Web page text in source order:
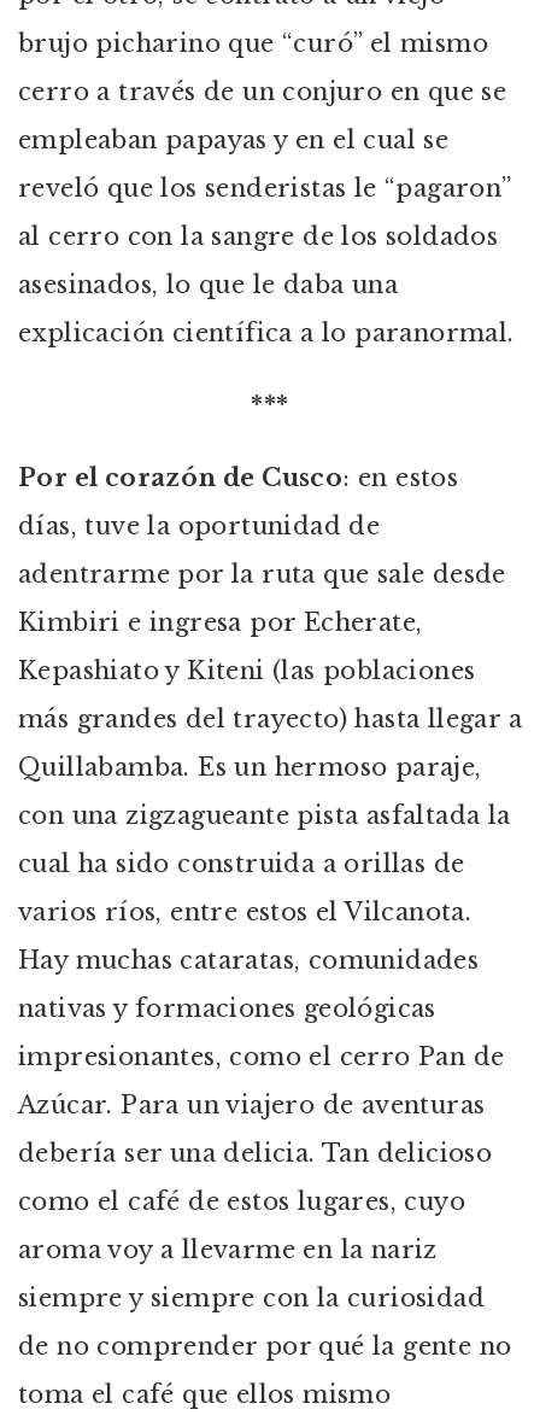
brujo picharino que “curó” el mismo
cerro a través de un conjuro en que se
empleaban papayas y en el cual se
reveló que los senderistas le “pagaron”
al cerro con la sangre de los soldados
asesinados, lo que le daba una
explicación científica a lo paranormal.
***
Por el corazón de Cusco: en estos
días, tuve la oportunidad de
adentrarme por la ruta que sale desde
Kimbiri e ingresa por Echerate,
Kepashiato y Kiteni (las poblaciones
más grandes del trayecto) hasta llegar a
Quillabamba. Es un hermoso paraje,
con una zigzagueante pista asfaltada la
cual ha sido construida a orillas de
varios ríos, entre estos el Vilcanota.
Hay muchas cataratas, comunidades
nativas y formaciones geológicas
impresionantes, como el cerro Pan de
Azúcar. Para un viajero de aventuras
debería ser una delicia. Tan delicioso
como el café de estos lugares, cuyo
aroma voy a llevarme en la nariz
siempre y siempre con la curiosidad
de no comprender por qué la gente no
toma el café que ellos mismo